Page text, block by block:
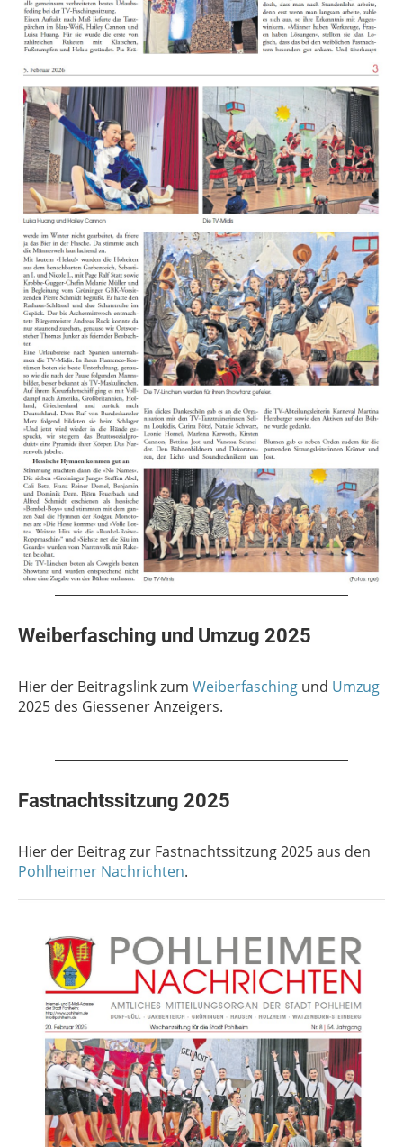
Weiberfasching und Umzug 2025
Hier der Beitragslink zum Weiberfasching und Umzug
2025 des Giessener Anzeigers.
Fastnachtssitzung 2025
Hier der Beitrag zur Fastnachtssitzung 2025 aus den
Pohlheimer Nachrichten.